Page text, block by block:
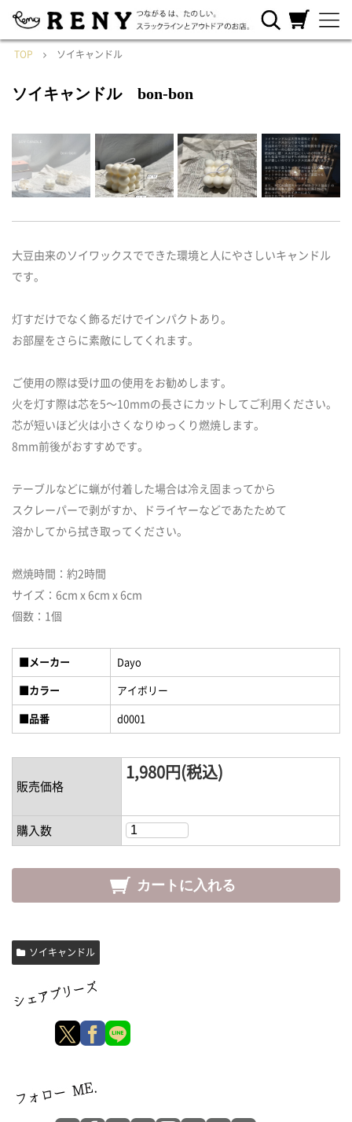
カートを見
る
ご利用ガイ
ド
て
TOP ソイキャンドル
ソイキャンドル bon-bon
大豆由来のソイワックスでできた環境と人にやさしいキャンドル
です。
灯すだけでなく飾るだけでインパクトあり。
お部屋をさらに素敵にしてくれます。
ご使用の際は受け皿の使用をお勧めします。
火を灯す際は芯を5〜10mmの長さにカットしてご利用ください。
芯が短いほど火は小さくなりゆっくり燃焼します。
8mm前後がおすすめです。
テーブルなどに蝋が付着した場合は冷え固まってから
スクレーパーで剥がすか、ドライヤーなどであたためて
溶かしてから拭き取ってください。
燃焼時間：約2時間
サイズ：6cm x 6cm x 6cm
個数：1個
■メーカー Dayo
■カラー アイボリー
■品番 d0001
販売価格
1,980円(税込)
購入数
ソイキャンドル